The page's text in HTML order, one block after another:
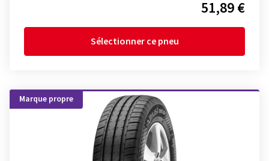
51,89 €
Sélectionner ce pneu
Marque propre